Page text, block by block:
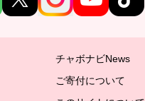
チャボナビNews
ご寄付について